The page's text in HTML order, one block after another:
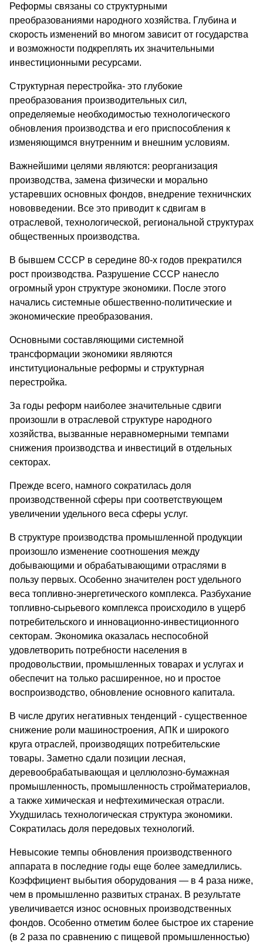
Реформы связаны со структурными
преобразованиями народного хозяйства. Глубина и
скорость изменений во многом зависит от государства
и возможности подкреплять их значительными
инвестиционными ресурсами.
Структурная перестройка- это глубокие
преобразования производительных сил,
определяемые необходимостью технологического
обновления производства и его приспособления к
изменяющимся внутренним и внешним условиям.
Важнейшими целями являются: реорганизация
производства, замена физически и морально
устаревших основных фондов, внедрение техничнских
нововведении. Все это приводит к сдвигам в
отраслевой, технологической, региональной структурах
общественных производства.
В бывшем СССР в середине 80-х годов прекратился
рост производства. Разрушение СССР нанесло
огромный урон структуре экономики. После этого
начались системные обшественно-политические и
экономические преобразования.
Основными составляющими системной
трансформации экономики являются
институциональные реформы и структурная
перестройка.
За годы реформ наиболее значительные сдвиги
произошли в отраслевой структуре народного
хозяйства, вызванные неравномерными темпами
снижения производства и инвестиций в отдельных
секторах.
Прежде всего, намного сократилась доля
производственной сферы при соответствующем
увеличении удельного веса сферы услуг.
В структуре производства промышленной продукции
произошло изменение соотношения между
добывающими и обрабатывающими отраслями в
пользу первых. Особенно значителен рост удельного
веса топливно-энергетического комплекса. Разбухание
топливно-сырьевого комплекса происходило в ущерб
потребительского и инновационно-инвестиционного
секторам. Экономика оказалась неспособной
удовлетворить потребности населения в
продовольствии, промышленных товарах и услугах и
обеспечит на только расширенное, но и простое
воспроизводство, обновление основного капитала.
В числе других негативных тенденций - существенное
снижение роли машиностроения, АПК и широкого
круга отраслей, производящих потребительские
товары. Заметно сдали позиции лесная,
деревообрабатывающая и целлюлозно-бумажная
промышленность, промышленность стройматериалов,
а также химическая и нефтехимическая отрасли.
Ухудшилась технологическая структура экономики.
Сократилась доля передовых технологий.
Невысокие темпы обновления производственного
аппарата в последние годы еще более замедлились.
Коэффициент выбытия оборудования — в 4 раза ниже,
чем в промышленно развитых странах. В результате
увеличивается износ основных производственных
фондов. Особенно отметим более быстрое их старение
(в 2 раза по сравнению с пищевой промышленностью)